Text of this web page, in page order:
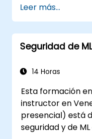
controlar el
las cargas de
completamente
Leer más...
Seguridad de
14 Horas
Esta formación
instructor en
presencial) está
seguridad y de